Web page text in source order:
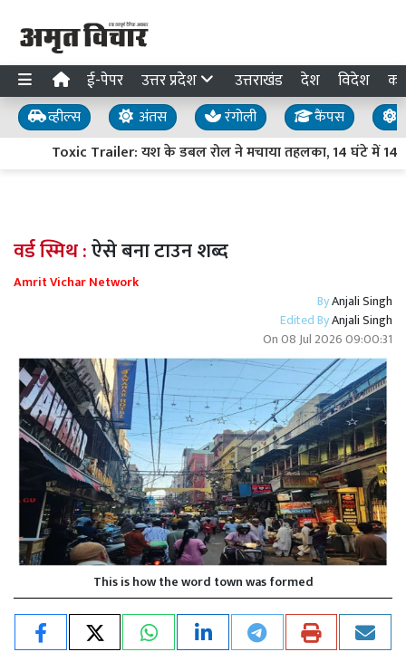
ई-पेपर उत्तर प्रदेश उत्तराखंड देश विदेश
व्हील्स अंतस रंगोली कैंपस
Toxic Trailer: यश के डबल रोल ने मचाया तहलका, 14 घंटे में 14
वर्ड स्मिथ :ऐसे बना टाउन शब्द
Amrit Vichar Network
ByAnjali Singh
Edited ByAnjali Singh
On08 Jul 2026 09:00:31
This is how the word town was formed